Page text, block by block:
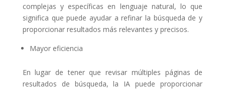
complejas y específicas en lenguaje natural, lo que
significa que puede ayudar a refinar la búsqueda de y
proporcionar resultados más relevantes y precisos.
Mayor eficiencia
En lugar de tener que revisar múltiples páginas de
resultados de búsqueda, la IA puede proporcionar